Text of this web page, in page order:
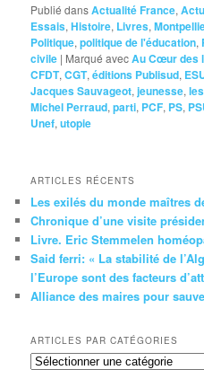
Publié dansActualité France,
Essais,Histoire, Livres,
Politique,politique de l'éducation,
civile | Marqué avecAu Cœur des
CFDT,CGT,éditions Publisud,
Jacques Sauvageot,jeunesse,
Michel Perraud,parti, PCF, PS,
Unef,utopie
ARTICLES RÉCENTS
Les exilés du monde maîtres
Chronique d’une visite
Livre. Eric Stemmelen
Said ferri: « La stabilité de
l’Europe sont des facteurs
Alliance des maires pour
ARTICLES PAR CATÉGORIES
Articles